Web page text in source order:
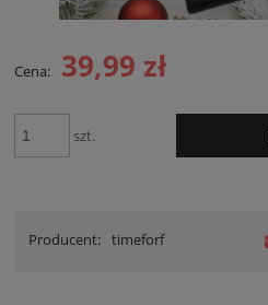
Cena: 39,99 zł
szt.
Producent: timeforf